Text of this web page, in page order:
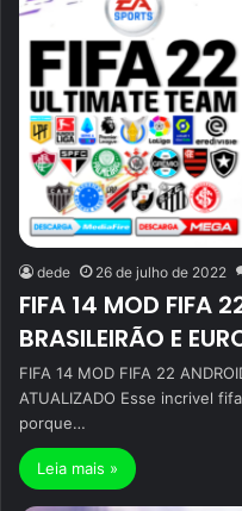
dede 26 de julho de 2022
FIFA 14 MOD FIFA
BRASILEIRÃO E
FIFA 14 MOD FIFA 22
ATUALIZADO Esse incrivel
porque…
Leia mais »